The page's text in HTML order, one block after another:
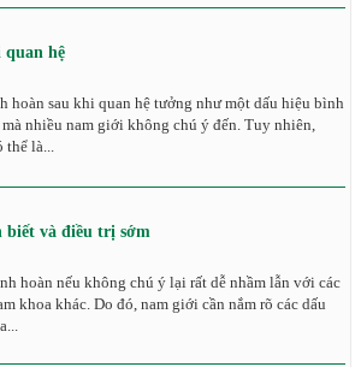
hệ
hoàn sau khi quan hệ tưởng như một dấu hiệu bình
nhiều nam giới không chú ý đến. Tuy nhiên,
thể là...
biết và điều trị sớm
hoàn nếu không chú ý lại rất dễ nhầm lẫn với các
khoa khác. Do đó, nam giới cần nắm rõ các dấu